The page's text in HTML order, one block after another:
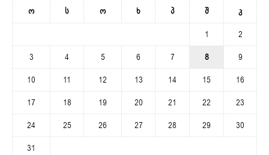
ო ს ო ხ პ შ კ
1
2
3
4 5 6 7 8
9
10
11 12 13 14 15
16
17
18 19 20 21 22
23
24
25 26 27 28 29
30
31